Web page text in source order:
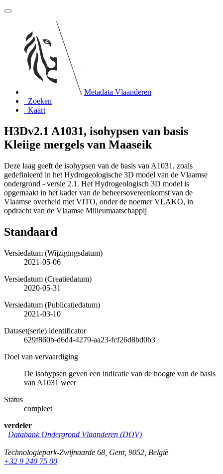
Metadata Vlaanderen
Zoeken
Kaart
H3Dv2.1 A1031, isohypsen van basis
Kleiige mergels van Maaseik
Deze laag geeft de isohypsen van de basis van A1031, zoals
gedefinieerd in het Hydrogeologische 3D model van de Vlaamse
ondergrond - versie 2.1. Het Hydrogeologisch 3D model is
opgemaakt in het kader van de beheersovereenkomst van de
Vlaamse overheid met VITO, onder de noemer VLAKO, in
opdracht van de Vlaamse Milieumaatschappij
Standaard
Versiedatum (Wijzigingsdatum)
2021-05-06
Versiedatum (Creatiedatum)
2020-05-31
Versiedatum (Publicatiedatum)
2021-03-10
Dataset(serie) identificator
629f860b-d6d4-4279-aa23-fcf26d8bd0b3
Doel van vervaardiging
De isohypsen geven een indicatie van de hoogte van de basis
van A1031 weer
Status
compleet
verdeler
Databank Ondergrond Vlaanderen (DOV)
Technologiepark-Zwijnaarde 68 Gent, 9052 België
+32 9 240 75 00